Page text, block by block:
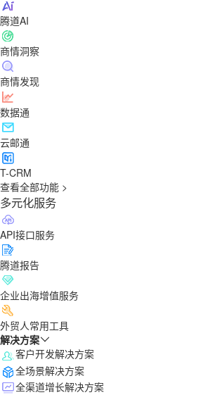
腾道AI
商情洞察
商情发现
数据通
云邮通
T-CRM
查看全部功能 >
多元化服务
API接口服务
腾道报告
企业出海增值服务
外贸人常用工具
解决方案
客户开发解决方案
全场景解决方案
全渠道增长解决方案